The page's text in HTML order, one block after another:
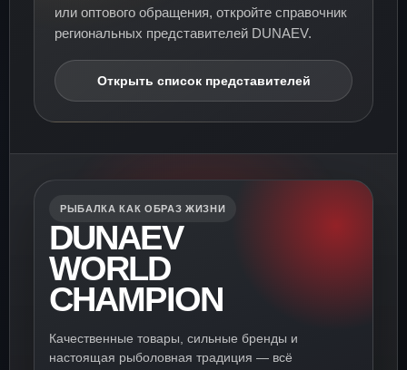
или оптового обращения, откройте справочник
региональных представителей DUNAEV.
Открыть список представителей
РЫБАЛКА КАК ОБРАЗ ЖИЗНИ
DUNAEV
WORLD
CHAMPION
Качественные товары, сильные бренды и
настоящая рыболовная традиция — всё